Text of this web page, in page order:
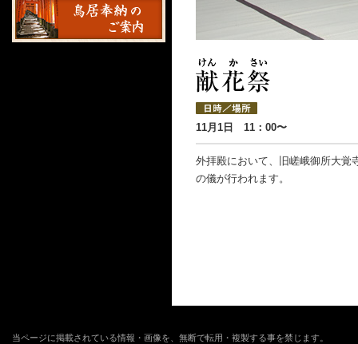
11月1日 11：00〜
外拝殿において、旧嵯峨御所大覚
の儀が行われます。
当ページに掲載されている情報・画像を、無断で転用・複製する事を禁じます。